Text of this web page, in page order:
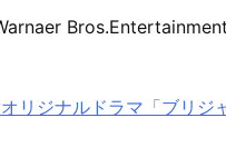
リジナルドラマ「ブリジ